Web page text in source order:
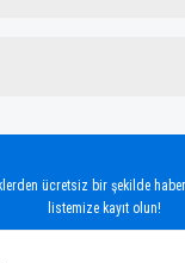
bilgiler bulunuyor.
ücretsiz bir şekilde
listemize kayıt olun!